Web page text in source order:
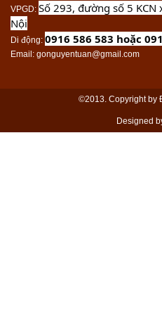
VPGD: Số 293, đường số 5 KCN
Nội
Di động: 0916 586 583 hoặc
Email : gonguyentuan@gmail.com
©2013. Copyright by
Designed